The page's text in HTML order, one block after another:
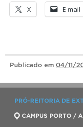
X E-mail
Publicado em 04/11/
PRÓ-REITORIA DE
CAMPUS PORTO /